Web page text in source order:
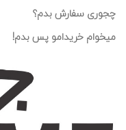
چجوری سفارش بدم؟
میخوام خریدامو پس بدم!